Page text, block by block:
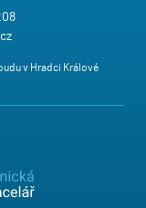
v Hradci Králové